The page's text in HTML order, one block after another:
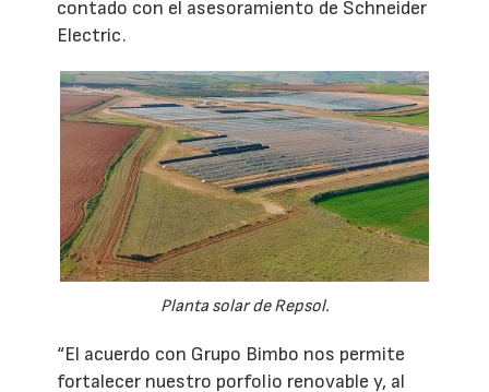
contado con el asesoramiento de Schneider
Electric.
Planta solar de Repsol.
“El acuerdo con Grupo Bimbo nos permite
fortalecer nuestro porfolio renovable y, al